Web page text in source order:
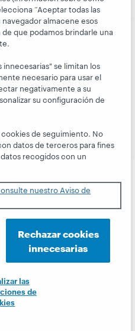
comerciales y/o marcas de
e internacionales de OCLC, Inc. y de
Aviso de cookies
Certificado ISO 27001
“Aceptar todas las
almacene esos
que podamos brindarle una
se limitan los
necesario para usar el
negativamente a su
su configuración de
de seguimiento. No
datos de terceros para fines
recogidos con un
nuestro Aviso de
Rechazar cookies
innecesarias
las
de